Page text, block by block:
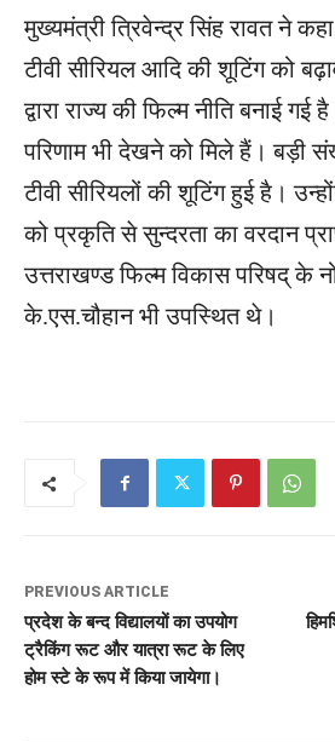
मुख्यमंत्री त्रिवेन्द्र सिंह रावत ने
टीवी सीरियल आदि की शूटिंग को
द्वारा राज्य की फिल्म नीति बनाई
परिणाम भी देखने को मिले हैं। बड़ी
टीवी सीरियलों की शूटिंग हुई है।
को प्रकृति से सुन्दरता का वरदान
उत्तराखण्ड फिल्म विकास परिषद् के
के.एस.चौहान भी उपस्थित थे।
PREVIOUS ARTICLE
प्रदेश के बन्द विद्यालयों का उपयोग
ट्रैकिंग रूट और यात्रा रूट के लिए
होम स्टे के रूप में किया जायेगा।